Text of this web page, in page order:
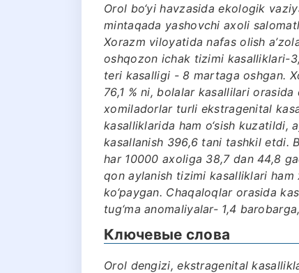
Orol bo‘yi havzasida ekologik
mintaqada yashovchi axoli
Xorazm viloyatida nafas olish
oshqozon ichak tizimi kasalliklari-
teri kasalligi - 8 martaga oshgan.
76,1 % ni, bolalar kasallilari
xomiladorlar turli ekstragenital
kasalliklarida ham o‘sish kuzatildi,
kasallanish 396,6 tani tashkil etdi.
har 10000 axoliga 38,7 dan 44,8
qon aylanish tizimi kasalliklari
ko‘paygan. Chaqaloqlar orasida
tug‘ma anomaliyalar- 1,4
Ключевые слова
Orol dengizi, ekstragenital